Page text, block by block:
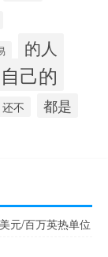
的人
自己的
还不 都是
元/百万英热单位